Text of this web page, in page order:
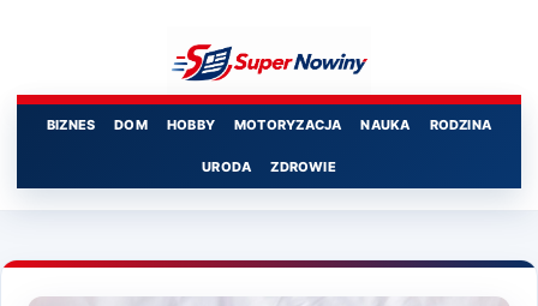
BIZNES DOM HOBBY MOTORYZACJA NAUKA RODZINA
URODA ZDROWIE